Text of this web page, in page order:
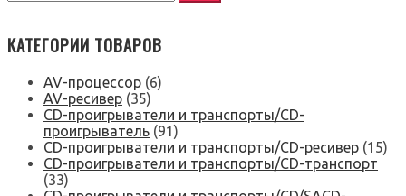
КАТЕГОРИИ ТОВАРОВ
AV-процессор (6)
AV-ресивер (35)
CD-проигрыватели и транспорты/CD-
проигрыватель (91)
CD-проигрыватели и транспорты/CD-ресивер (15)
CD-проигрыватели и транспорты/CD-транспорт
(33)